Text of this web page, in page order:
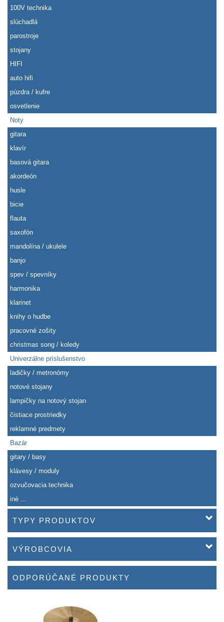
100V technika
slúchadlá
parostroje
stojany
HIFI
auto hifi
púzdra / kufre
osvetlenie
Noty
gitara
klavír
basová gitara
akordeón
husle
bicie
flauta
saxofón
mandolína / ukulele
banjo
spev / spevníky
harmonika
klarinet
knihy o hudbe
pracovné zošity
christmas song / koledy
Univerzálne príslušenstvo
ladičky / metronómy
notové stojany
lampičky na notový stojan
čistiace prostriedky
reklamné predmety
Bazár
gitary / basy
klávesy / moduly
ozvučovacia technika
iné ...
TYPY PRODUKTOV
VÝROBCOVIA
ODPORÚČANÉ PRODUKTY